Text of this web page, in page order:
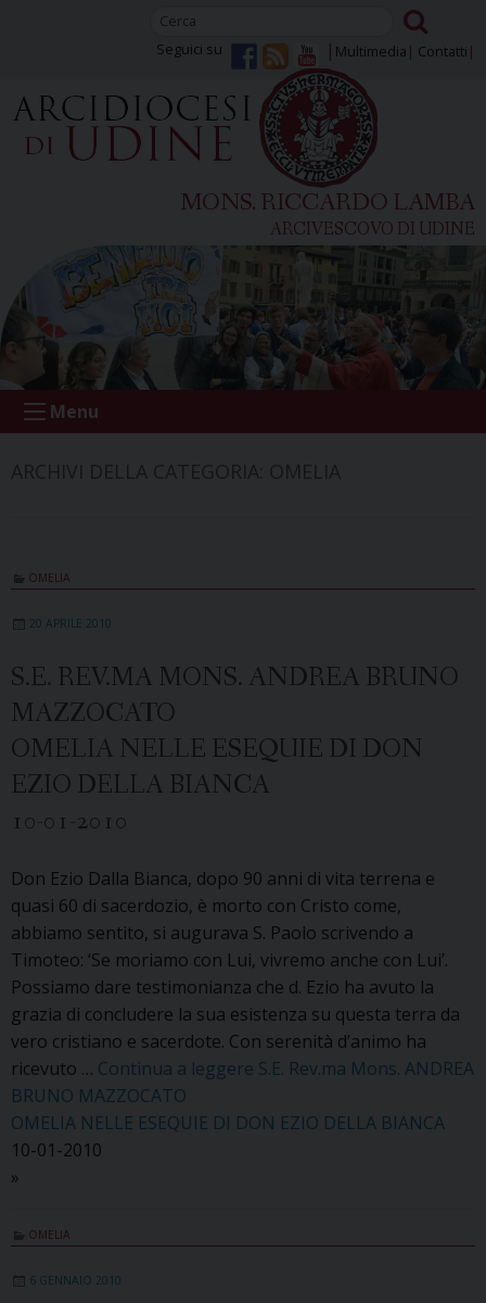
Multimedia Contatti
Seguici su
MONS. RICCARDO LAMBA
ARCIVESCOVO DI UDINE
Menu
OMELIA
20 APRILE 2010
S.E. REV.MA MONS. ANDREA BRUNO
MAZZOCATO
OMELIA NELLE ESEQUIE DI DON
EZIO DELLA BIANCA
10-01-2010
Don Ezio Dalla Bianca, dopo 90 anni di vita terrena e
quasi 60 di sacerdozio, è morto con Cristo come,
abbiamo sentito, si augurava S. Paolo scrivendo a
Timoteo: ‘Se moriamo con Lui, vivremo anche con Lui’.
Possiamo dare testimonianza che d. Ezio ha avuto la
grazia di concludere la sua esistenza su questa terra da
vero cristiano e sacerdote. Con serenità d’animo ha
ricevuto … Continua a leggere S.E. Rev.ma Mons. ANDREA
BRUNO MAZZOCATO
OMELIA NELLE ESEQUIE DI DON EZIO DELLA BIANCA
10-01-2010
»
OMELIA
6 GENNAIO 2010